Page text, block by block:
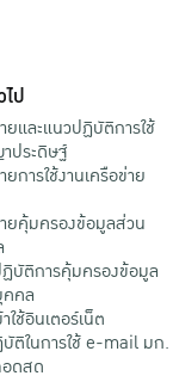
ป
ยและแนวปฏิบัติการใช้
ระดิษฐ์
ยการใช้งานเครือข่าย
ยคุ้มครองข้อมูลส่วน
บัติการคุ้มครองข้อมูล
คล
ใช้อินเตอร์เน็ต
ติในการใช้ e-mail มก.
ดสด